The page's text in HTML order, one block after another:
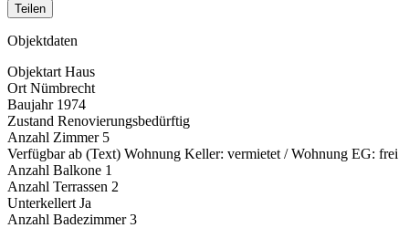
Teilen
Objektdaten
Objektart Haus
Ort Nümbrecht
Baujahr 1974
Zustand Renovierungsbedürftig
Anzahl Zimmer 5
Verfügbar ab (Text) Wohnung Keller: vermietet / Wohnung EG: frei
Anzahl Balkone 1
Anzahl Terrassen 2
Unterkellert Ja
Anzahl Badezimmer 3